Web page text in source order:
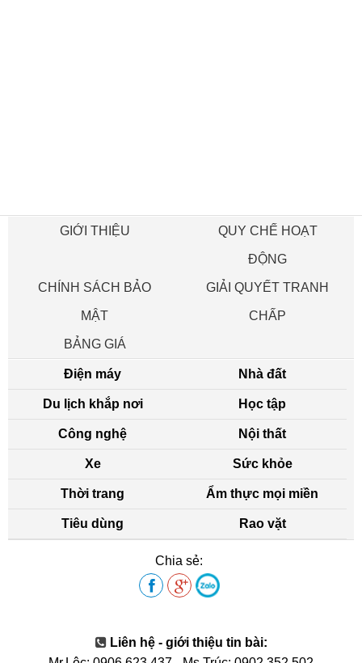
GIỚI THIỆU QUY CHẾ HOẠT
ĐỘNG
CHÍNH SÁCH BẢO
MẬT
GIẢI QUYẾT TRANH
CHẤP
BẢNG GIÁ
Điện máy Nhà đất
Du lịch khắp nơi Học tập
Công nghệ Nội thất
Xe Sức khỏe
Thời trang Ẩm thực mọi miền
Tiêu dùng Rao vặt
Chia sẻ:
Liên hệ - giới thiệu tin bài: